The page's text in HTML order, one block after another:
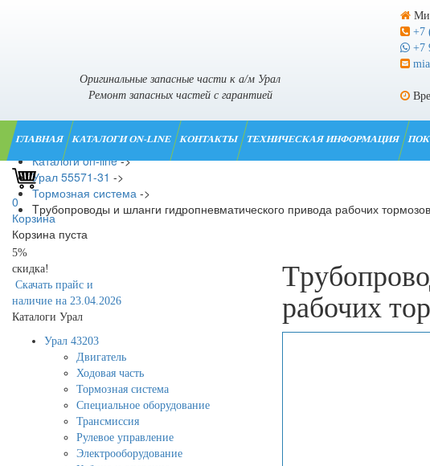
Оригинальные запасные части к а/м Урал
Ремонт запасных частей с гарантией
+7
+7
ГЛАВНАЯ КАТАЛОГИ ON-LINE КОНТАКТЫ ТЕХНИЧЕСКАЯ ИНФОРМАЦИЯ
0
Корзина
Корзина пуста
Главная ->
Каталоги on-line ->
Урал 55571-31 ->
Тормозная система ->
Tрубопроводы и шланги гидропневматического привода рабочих тормозов
5%
скидка!
Скачать прайс и
наличие на 23.04.2026
Каталоги Урал
Урал 43203
Двигатель
Ходовая часть
Тормозная система
Специальное оборудование
Трансмиссия
Рулевое управление
Электрооборудование
рабочих